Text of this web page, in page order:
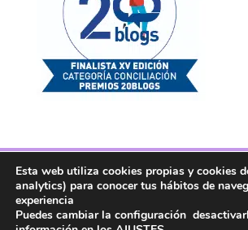
Facebook Twitter Telegram
Instagram
Esta web utiliza cookies propias y cookies
analytics) para conocer tus hábitos de
experiencia
Puedes cambiar la configuración